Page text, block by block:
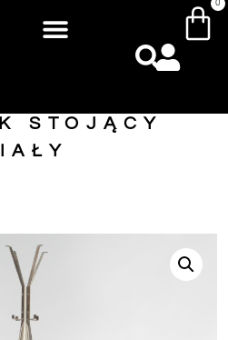
0
STOJĄCY